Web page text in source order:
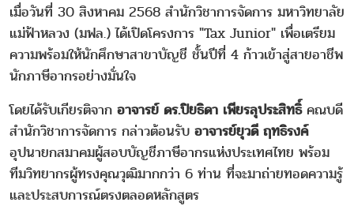
เมื่อวันที่ 30 สิงหาคม 2568 สำนักวิชาการจัดการ มหาวิทยาลัย
แม่ฟ้าหลวง (มฟล.) ได้เปิดโครงการ "Tax Junior" เพื่อเตรียม
ความพร้อมให้นักศึกษาสาขาบัญชี ชั้นปีที่ 4 ก้าวเข้าสู่สายอาชีพ
นักภาษีอากรอย่างมั่นใจ
โดยได้รับเกียรติจาก อาจารย์ ดร.ปิยธิดา เพียรลุประสิทธิ์คณบดี
สำนักวิชาการจัดการ กล่าวต้อนรับ อาจารย์ยุวดี ฤทธิรงค์
อุปนายกสมาคมผู้สอบบัญชีภาษีอากรแห่งประเทศไทย พร้อม
ทีมวิทยากรผู้ทรงคุณวุฒิมากกว่า 6 ท่าน ที่จะมาถ่ายทอดความรู้
และประสบการณ์ตรงตลอดหลักสูตร